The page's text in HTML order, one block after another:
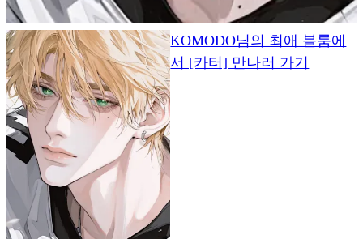
KOMODO님의 최애 블룸에
서 [카터] 만나러 가기